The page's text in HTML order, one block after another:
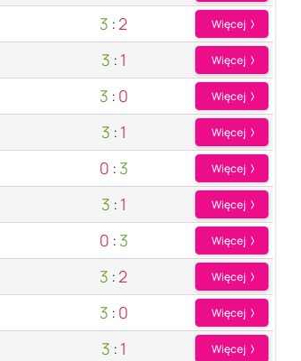
3 : 2 Więcej
3 : 1 Więcej
3 : 0 Więcej
3 : 1 Więcej
0 : 3 Więcej
3 : 1 Więcej
0 : 3 Więcej
3 : 2 Więcej
3 : 0 Więcej
3 : 1 Więcej